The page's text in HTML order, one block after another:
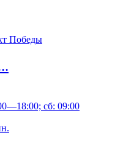
Победы
сб: 09:00